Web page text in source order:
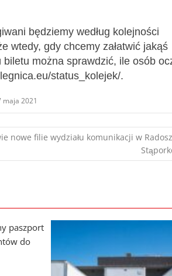
będziemy według kolejności
wtedy, gdy chcemy załatwić jakąś
można sprawdzić, ile osób
status_kolejek/.
maja 2021
nowe filie wydziału komunikacji w